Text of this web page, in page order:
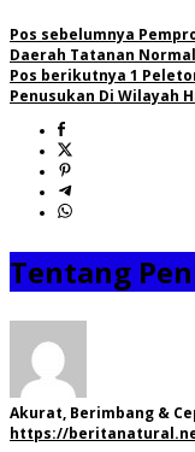
Pos sebelumnya
Daerah Tatanan
Pos berikutnya 1
Penusukan Di Wilayah
Tentang
Akurat, Berimbang &
https://